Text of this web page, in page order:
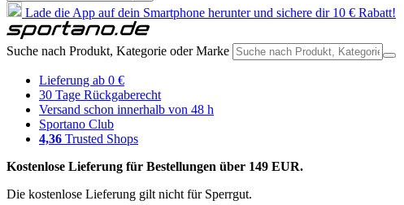
Lade die App auf dein Smartphone herunter und sichere dir 10 € Rabatt!
Suche nach Produkt, Kategorie oder Marke
Lieferung ab 0 €
30 Tage Rückgaberecht
Versand schon innerhalb von 48 h
Sportano Club
4,36 Trusted Shops
Kostenlose Lieferung für Bestellungen über 149 EUR.
Die kostenlose Lieferung gilt nicht für Sperrgut.